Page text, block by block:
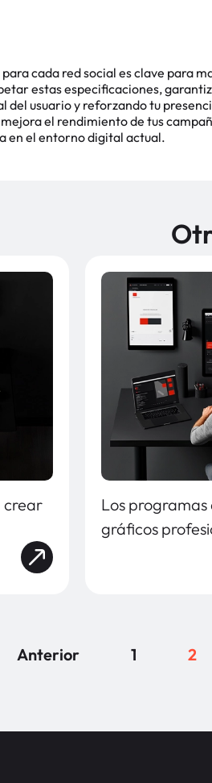
cada red social es clave para
estas especificaciones,
usuario y reforzando tu
el rendimiento de tus
en el entorno digital actual.
crear
Los programas
gráficos
Anterior 1 2